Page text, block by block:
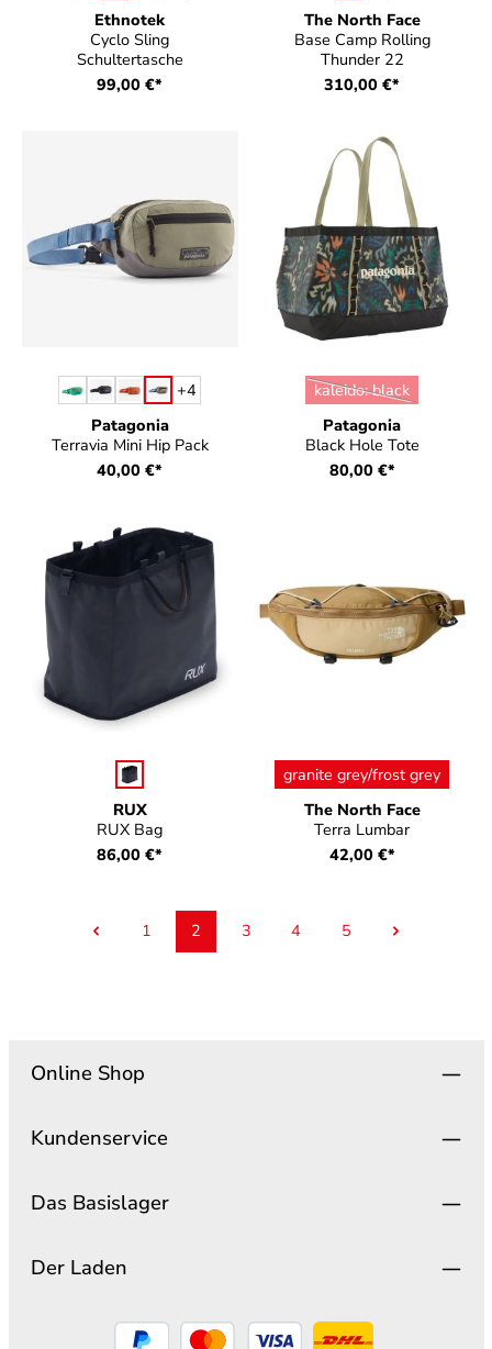
Ethnotek
Cyclo Sling
Schultertasche
99,00 €*
The North Face
Base Camp Rolling
Thunder 22
310,00 €*
Patagonia
Terravia Mini Hip Pack
Farbeauswählen
+4
40,00 €*
Patagonia
Black Hole Tote
Farbeauswählen
kaleido: black
(Diese Option ist
80,00 €*
RUX
RUX Bag
Farbe
86,00 €*
The North Face
Terra Lumbar
Farbeauswählen
granite grey/frost grey
42,00 €*
Seite
1 Seite
2 Seite
3 Seite
4 Seite
5
Online Shop
Kundenservice
Das Basislager
Der Laden